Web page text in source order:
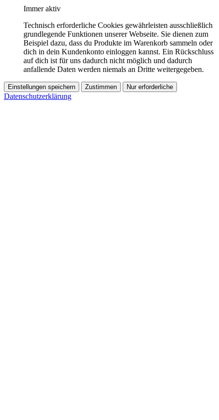
Immer aktiv
Technisch erforderliche Cookies gewährleisten ausschließlich
grundlegende Funktionen unserer Webseite. Sie dienen zum
Beispiel dazu, dass du Produkte im Warenkorb sammeln oder
dich in dein Kundenkonto einloggen kannst. Ein Rückschluss
auf dich ist für uns dadurch nicht möglich und dadurch
anfallende Daten werden niemals an Dritte weitergegeben.
Einstellungen speichern Zustimmen Nur erforderliche
Datenschutzerklärung